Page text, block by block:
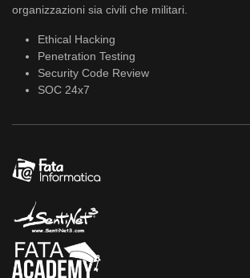
organizzazioni sia civili che militari.
Ethical Hacking
Penetration Testing
Security Code Review
SOC 24x7